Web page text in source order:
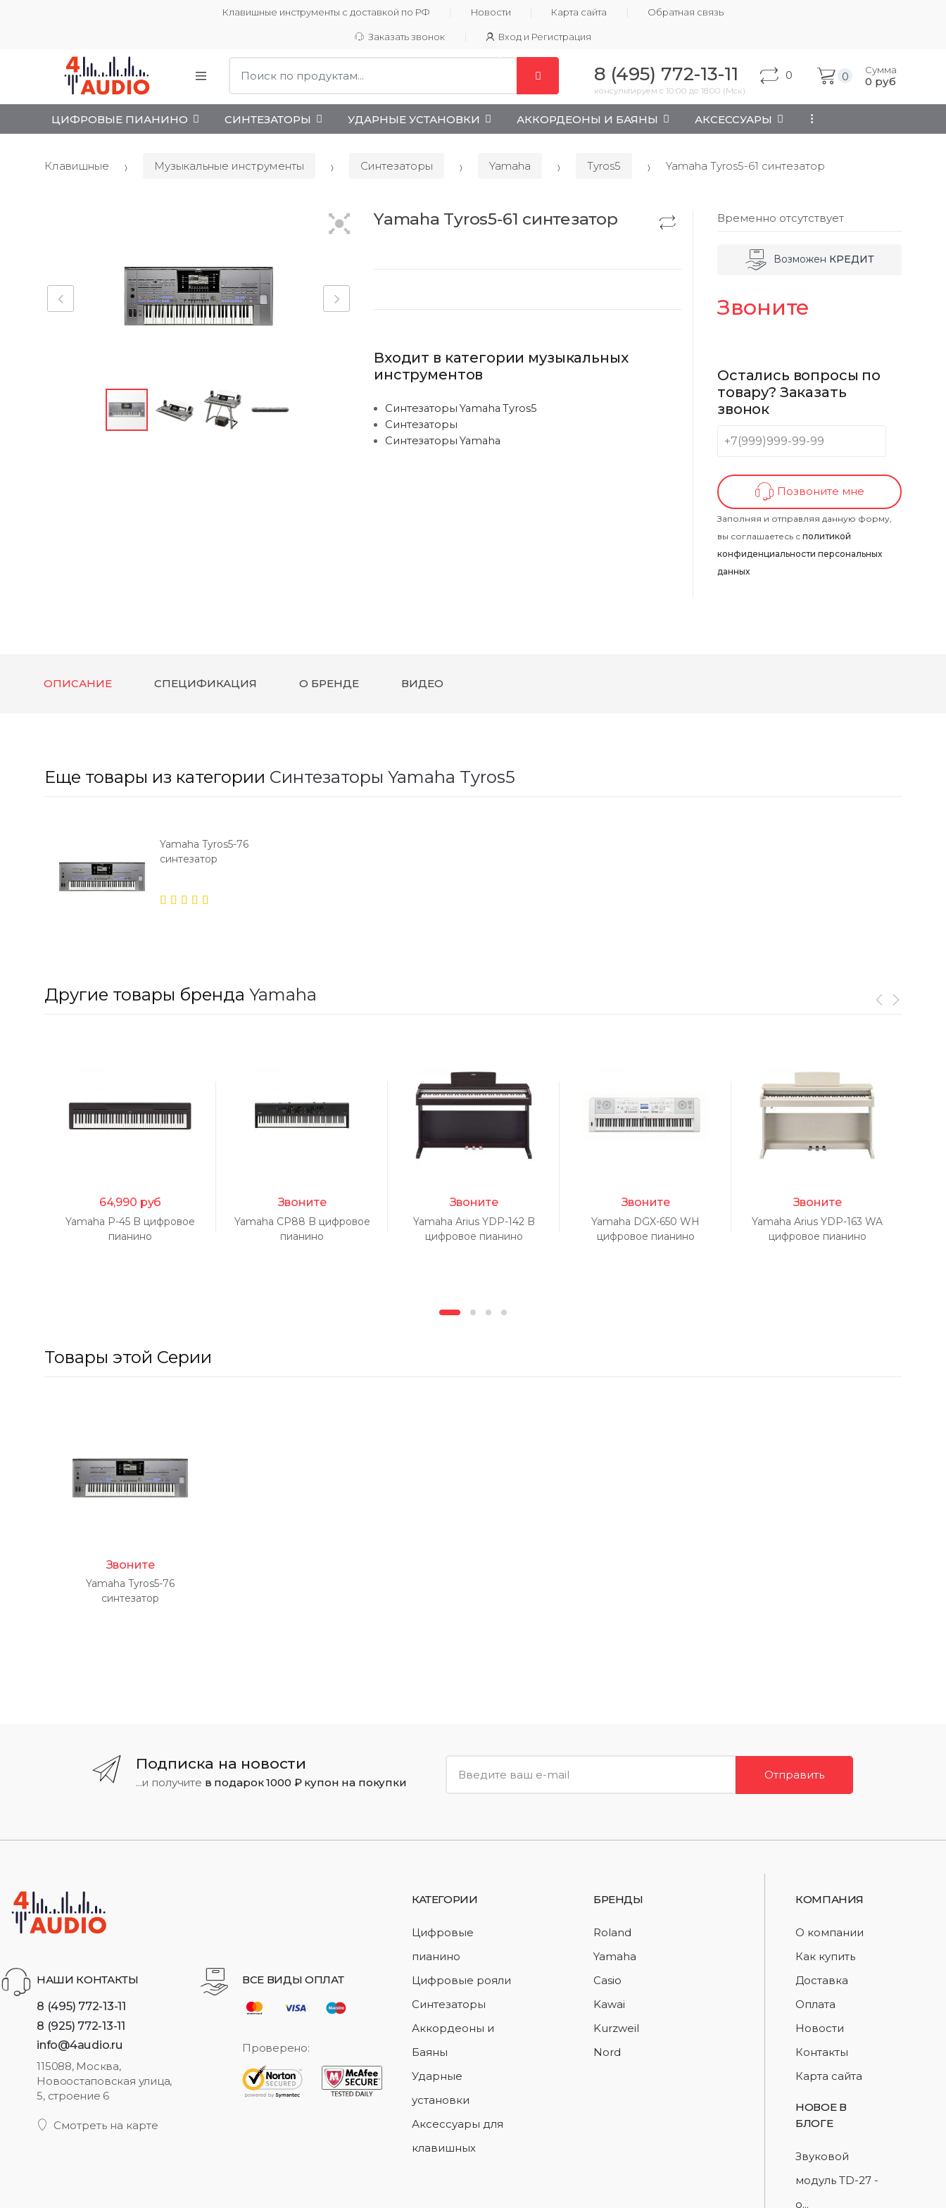
Клавишные инструменты с доставкой по РФ Новости Карта сайта Обратная связь
Заказать звонок Вход и Регистрация
8 (495) 772-13-11
консультируем с 10:00 до 18:00 (Мск)
0 0
Сумма
0 руб
ЦИФРОВЫЕ ПИАНИНО СИНТЕЗАТОРЫ УДАРНЫЕ УСТАНОВКИ АККОРДЕОНЫ И БАЯНЫ АКСЕССУАРЫ ...
Клавишные Музыкальные инструменты Синтезаторы Yamaha Tyros5 Yamaha Tyros5-61 синтезатор
Yamaha Tyros5-61 синтезатор
Входит в категории музыкальных
инструментов
Синтезаторы Yamaha Tyros5
Синтезаторы
Синтезаторы Yamaha
Временно отсутствует
Возможен КРЕДИТ
Звоните
Остались вопросы по
товару? Заказать
звонок
Позвоните мне
Заполняя и отправляя данную форму,
вы соглашаетесь с политикой
конфиденциальности персональных
данных
ОПИСАНИЕ СПЕЦИФИКАЦИЯ О БРЕНДЕ ВИДЕО
Еще товары из категории Синтезаторы Yamaha Tyros5
Yamaha Tyros5-76
синтезатор
Другие товары бренда Yamaha
64,990 руб
Yamaha P-45 B цифровое
пианино
Звоните
Yamaha CP88 B цифровое
пианино
Звоните
Yamaha Arius YDP-142 B
цифровое пианино
Звоните
Yamaha DGX-650 WH
цифровое пианино
Звоните
Yamaha Arius YDP-163 WA
цифровое пианино
Товары этой Серии
Звоните
Yamaha Tyros5-76
синтезатор
Подписка на новости
...и получите в подарок 1000 ₽ купон на покупки
Отправить
НАШИ КОНТАКТЫ
8 (495) 772-13-11
8 (925) 772-13-11
info@4audio.ru
115088, Москва,
Новоостаповская улица,
5, строение 6
Смотреть на карте
ВСЕ ВИДЫ ОПЛАТ
Проверено:
КАТЕГОРИИ
Цифровые
пианино
Цифровые рояли
Синтезаторы
Аккордеоны и
Баяны
Ударные
установки
Аксессуары для
клавишных
БРЕНДЫ
Roland
Yamaha
Casio
Kawai
Kurzweil
Nord
КОМПАНИЯ
О компании
Как купить
Доставка
Оплата
Новости
Контакты
Карта сайта
НОВОЕ В
БЛОГЕ
Звуковой
модуль TD-27 -
о...